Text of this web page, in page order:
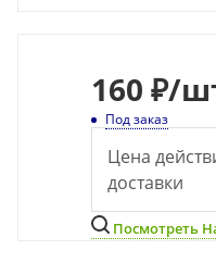
160 ₽/
Под заказ
Цена
доставки
Посмотреть